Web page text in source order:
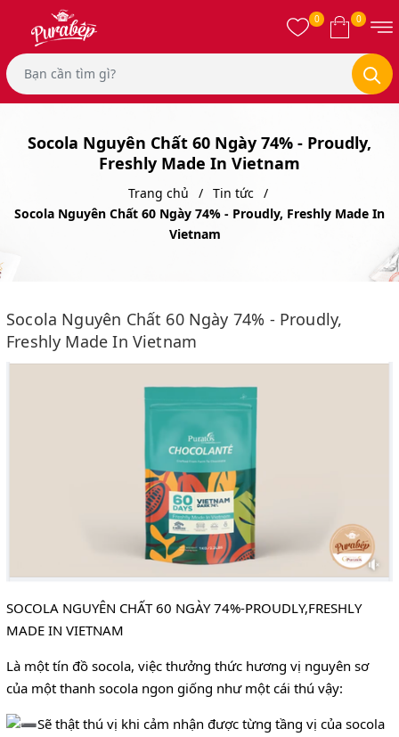
0 0
Socola Nguyên Chất 60 Ngày 74% - Proudly,
Freshly Made In Vietnam
Trang chủ
Tin tức
Socola Nguyên Chất 60 Ngày 74% - Proudly, Freshly Made In
Vietnam
Socola Nguyên Chất 60 Ngày 74% - Proudly,
Freshly Made In Vietnam
SOCOLA NGUYÊN CHẤT 60 NGÀY 74%-PROUDLY,FRESHLY
MADE IN VIETNAM
Là một tín đồ socola, việc thưởng thức hương vị nguyên sơ
của một thanh socola ngon giống như một cái thú vậy:
Sẽ thật thú vị khi cảm nhận được từng tầng vị của socola